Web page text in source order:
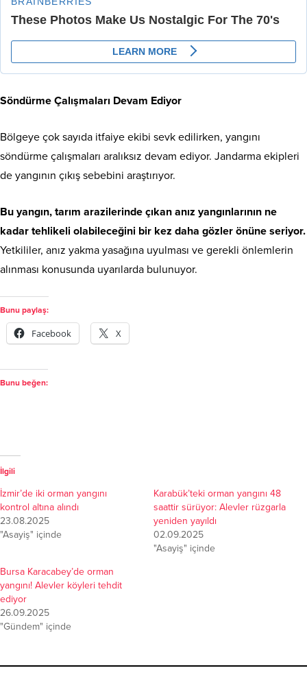
Söndürme Çalışmaları Devam Ediyor
Bölgeye çok sayıda itfaiye ekibi sevk edilirken, yangını
söndürme çalışmaları aralıksız devam ediyor. Jandarma ekipleri
de yangının çıkış sebebini araştırıyor.
Bu yangın, tarım arazilerinde çıkan anız yangınlarının ne
kadar tehlikeli olabileceğini bir kez daha gözler önüne seriyor.
Yetkililer, anız yakma yasağına uyulması ve gerekli önlemlerin
alınması konusunda uyarılarda bulunuyor.
Bunu paylaş:
Facebook X
Bunu beğen:
İlgili
İzmir’de iki orman yangını
kontrol altına alındı
23.08.2025
"Asayiş" içinde
Karabük’teki orman yangını 48
saattir sürüyor: Alevler rüzgarla
yeniden yayıldı
02.09.2025
"Asayiş" içinde
Bursa Karacabey’de orman
yangını! Alevler köyleri tehdit
ediyor
26.09.2025
"Gündem" içinde